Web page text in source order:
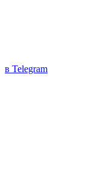
в Telegram